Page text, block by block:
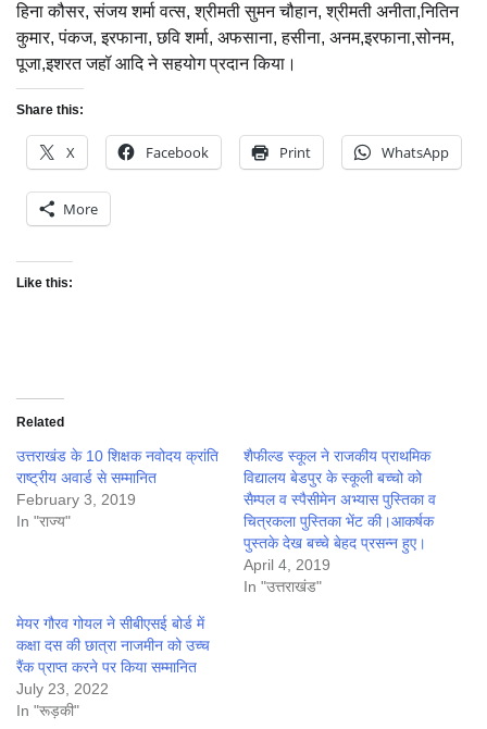
हिना कौसर, संजय शर्मा वत्स, श्रीमती सुमन चौहान, श्रीमती अनीता,नितिन
कुमार, पंकज, इरफाना, छवि शर्मा, अफसाना, हसीना, अनम,इरफाना,सोनम,
पूजा,इशरत जहॉ आदि ने सहयोग प्रदान किया।
Share this:
X Facebook Print WhatsApp
More
Like this:
Related
उत्तराखंड के 10 शिक्षक नवोदय क्रांति
राष्ट्रीय अवार्ड से सम्मानित
February 3, 2019
In "राज्य"
शैफील्ड स्कूल ने राजकीय प्राथमिक
विद्यालय बेडपुर के स्कूली बच्चो को
सैम्पल व स्पैसीमेन अभ्यास पुस्तिका व
चित्रकला पुस्तिका भेंट की।आकर्षक
पुस्तके देख बच्चे बेहद प्रसन्न हुए।
April 4, 2019
In "उत्तराखंड"
मेयर गौरव गोयल ने सीबीएसई बोर्ड में
कक्षा दस की छात्रा नाजमीन को उच्च
रैंक प्राप्त करने पर किया सम्मानित
July 23, 2022
In "रूड़की"